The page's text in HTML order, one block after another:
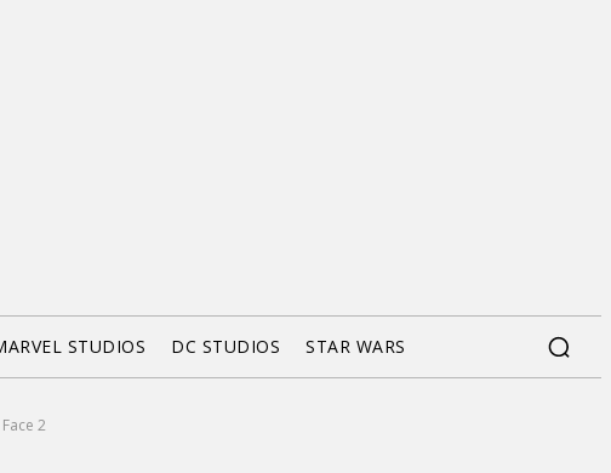
STUDIOS DC STUDIOS STAR WARS
2